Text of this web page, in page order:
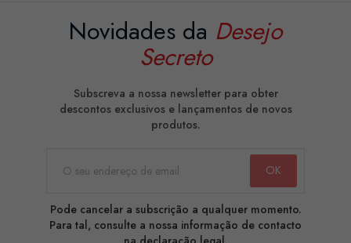
Novidades da Desejo
Secreto
Subscreva a nossa newsletter para obter
descontos exclusivos e lançamentos de novos
produtos.
Pode cancelar a subscrição a qualquer momento.
Para tal, consulte a nossa informação de contacto